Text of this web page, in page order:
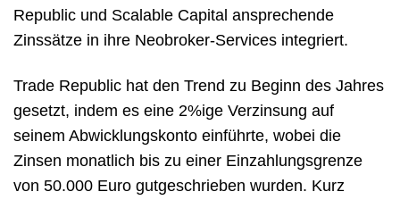
Republic und Scalable Capital ansprechende
Zinssätze in ihre Neobroker-Services integriert.
Trade Republic hat den Trend zu Beginn des Jahres
gesetzt, indem es eine 2%ige Verzinsung auf
seinem Abwicklungskonto einführte, wobei die
Zinsen monatlich bis zu einer Einzahlungsgrenze
von 50.000 Euro gutgeschrieben wurden. Kurz